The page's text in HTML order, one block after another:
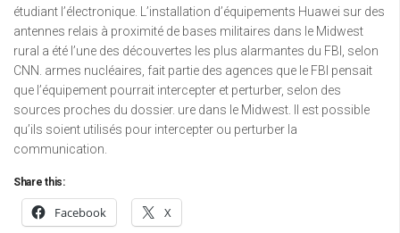
étudiant l’électronique. L’installation d’équipements Huawei sur des
antennes relais à proximité de bases militaires dans le Midwest
rural a été l’une des découvertes les plus alarmantes du FBI, selon
CNN. armes nucléaires, fait partie des agences que le FBI pensait
que l’équipement pourrait intercepter et perturber, selon des
sources proches du dossier. ure dans le Midwest. Il est possible
qu’ils soient utilisés pour intercepter ou perturber la
communication.
Share this:
Facebook X